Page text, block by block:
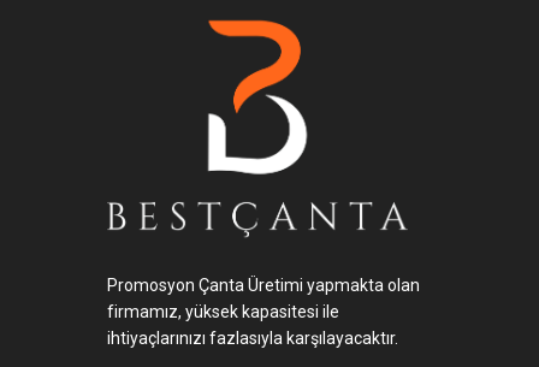
Promosyon Çanta Üretimi yapmakta olan
firmamız, yüksek kapasitesi ile
ihtiyaçlarınızı fazlasıyla karşılayacaktır.